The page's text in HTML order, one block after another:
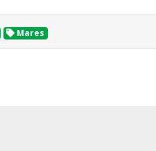
Mares